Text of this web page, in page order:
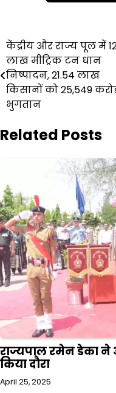
Post
navigation
केंद्रीय और राज्य पूल में
लाख मीट्रिक टन धान
निष्पादन, 21.54 लाख
किसानों को 25,549
भुगतान
Related Posts
राज्यपाल रमेन डेका
किया दौरा
April 25, 2025